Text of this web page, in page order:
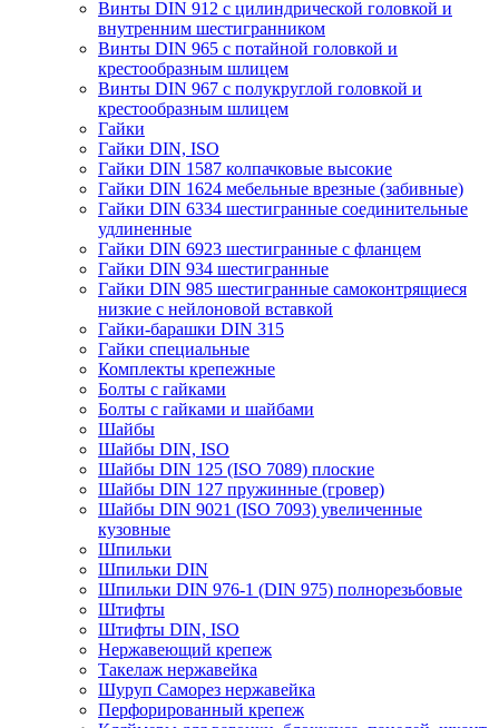
Винты DIN 912 с цилиндрической головкой и
внутренним шестигранником
Винты DIN 965 с потайной головкой и
крестообразным шлицем
Винты DIN 967 с полукруглой головкой и
крестообразным шлицем
Гайки
Гайки DIN, ISO
Гайки DIN 1587 колпачковые высокие
Гайки DIN 1624 мебельные врезные (забивные)
Гайки DIN 6334 шестигранные соединительные
удлиненные
Гайки DIN 6923 шестигранные с фланцем
Гайки DIN 934 шестигранные
Гайки DIN 985 шестигранные самоконтрящиеся
низкие с нейлоновой вставкой
Гайки-барашки DIN 315
Гайки специальные
Комплекты крепежные
Болты с гайками
Болты с гайками и шайбами
Шайбы
Шайбы DIN, ISO
Шайбы DIN 125 (ISO 7089) плоские
Шайбы DIN 127 пружинные (гровер)
Шайбы DIN 9021 (ISO 7093) увеличенные
кузовные
Шпильки
Шпильки DIN
Шпильки DIN 976-1 (DIN 975) полнорезьбовые
Штифты
Штифты DIN, ISO
Нержавеющий крепеж
Такелаж нержавейка
Шуруп Саморез нержавейка
Перфорированный крепеж